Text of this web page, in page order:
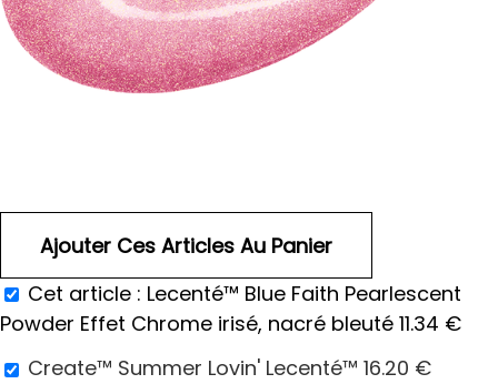
Cet article : Lecenté™ Blue Faith Pearlescent
Powder Effet Chrome irisé, nacré bleuté 11.34 €
Create™ Summer Lovin' Lecenté™ 16.20 €